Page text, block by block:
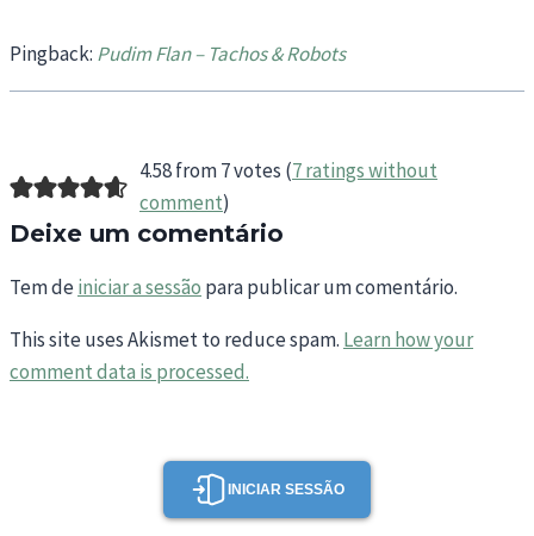
Pingback: Pudim Flan – Tachos & Robots
4.58 from 7 votes (7 ratings without
comment)
Deixe um comentário
Tem deiniciar a sessão para publicar um comentário.
This site uses Akismet to reduce spam. Learn how your
comment data is processed.
INICIAR SESSÃO